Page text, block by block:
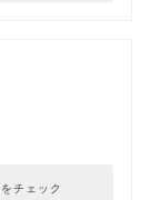
チェック